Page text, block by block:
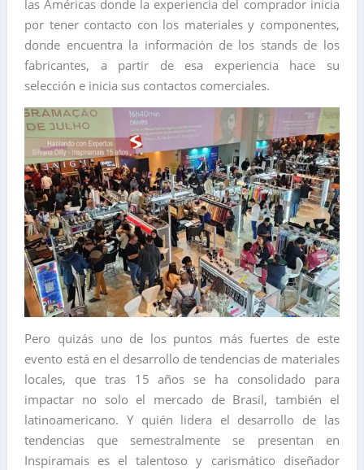
las Américas donde la experiencia del comprador inicia
por tener contacto con los materiales y componentes,
donde encuentra la información de los stands de los
fabricantes, a partir de esa experiencia hace su
selección e inicia sus contactos comerciales.
Pero quizás uno de los puntos más fuertes de este
evento está en el desarrollo de tendencias de materiales
locales, que tras 15 años se ha consolidado para
impactar no solo el mercado de Brasil, también el
latinoamericano. Y quién lidera el desarrollo de las
tendencias que semestralmente se presentan en
Inspiramais es el talentoso y carismático diseñador